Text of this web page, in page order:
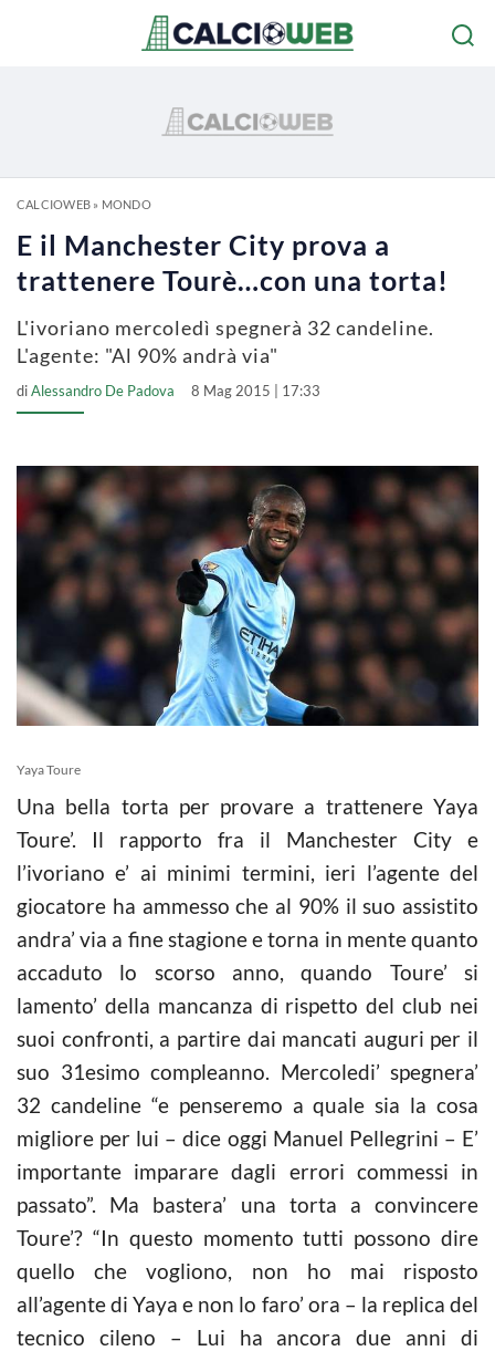
CALCIOWEB» MONDO
E il Manchester City prova a
trattenere Tourè…con una torta!
L'ivoriano mercoledì spegnerà 32 candeline.
L'agente: "Al 90% andrà via"
diAlessandro De Padova 8 Mag 2015 | 17:33
Yaya Toure
Una bella torta per provare a trattenere Yaya
Toure’. Il rapporto fra il Manchester City e
l’ivoriano e’ ai minimi termini, ieri l’agente del
giocatore ha ammesso che al 90% il suo assistito
andra’ via a fine stagione e torna in mente quanto
accaduto lo scorso anno, quando Toure’ si
lamento’ della mancanza di rispetto del club nei
suoi confronti, a partire dai mancati auguri per il
suo 31esimo compleanno. Mercoledi’ spegnera’
32 candeline “e penseremo a quale sia la cosa
migliore per lui – dice oggi Manuel Pellegrini – E’
importante imparare dagli errori commessi in
passato”. Ma bastera’ una torta a convincere
Toure’? “In questo momento tutti possono dire
quello che vogliono, non ho mai risposto
all’agente di Yaya e non lo faro’ ora – la replica del
tecnico cileno – Lui ha ancora due anni di